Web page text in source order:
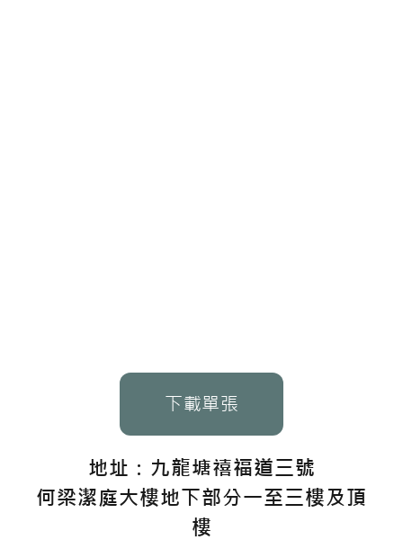
下載單張
地址：九龍塘禧福道三號
何梁潔庭大樓地下部分一至三樓及頂
樓